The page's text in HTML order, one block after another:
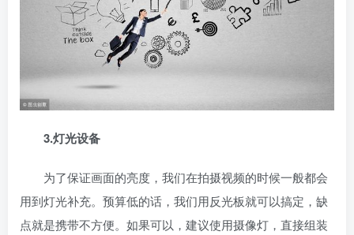
3.灯光设备
为了保证画面的亮度，我们在拍摄视频的时候一般都会
用到灯光补充。预算低的话，我们用反光板就可以搞定，缺
点就是携带不方便。如果可以，建议使用摄像灯，直接组装